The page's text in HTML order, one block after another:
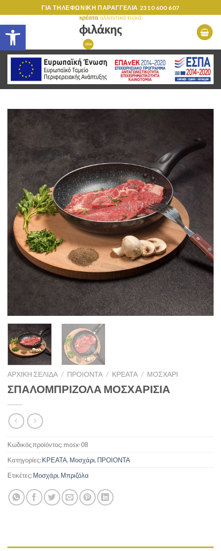
Ανοίξτε τη γραμμή εργαλείων
to
content
ΓΙΑ ΤΗΛΕΦΩΝΙΚΗ ΠΑΡΑΓΓΕΛΙΑ 2310 600 607
ΑΡΧΙΚΉ ΣΕΛΊΔΑ / ΠΡΟΙΟΝΤΑ / ΚΡΕΑΤΑ / ΜΟΣΧΆΡΙ
ΣΠΑΛΟΜΠΡΙΖΟΛΑ ΜΟΣΧΑΡΙΣΙΑ
Κωδικός προϊόντος:mosx-08
Κατηγορίες:ΚΡΕΑΤΑ, Μοσχάρι, ΠΡΟΙΟΝΤΑ
Ετικέτες:Μοσχάρι, Μπριζόλα